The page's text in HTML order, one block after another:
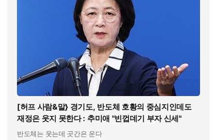
[허프 사람&말} 경기도, 반도체 호황의 중심지인데도
재정은 웃지 못한다 : 추미애 "빈껍데기 부자 신세"
반도체는 웃는데 곳간은 운다